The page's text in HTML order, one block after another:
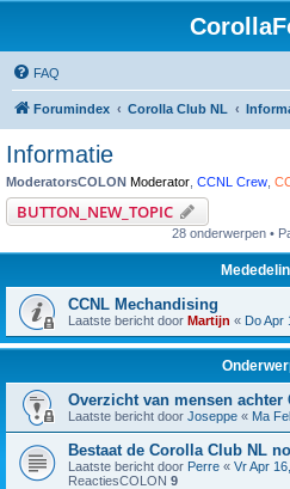
FAQ
Forumindex Corolla Club NL
Informatie
ModeratorsCOLON Moderator CCNL Crew
BUTTON_NEW_TOPIC
28 onderwerpen •
CCNL Mechandising
Laatste bericht door Martijn « Do Apr
Overzicht van mensen
Laatste bericht door Joseppe « Ma
Bestaat de Corolla Club NL
Laatste bericht door Perre « Vr Apr
ReactiesCOLON 9